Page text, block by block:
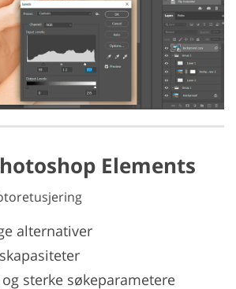
Elements
alternativer
sterke søkeparametere